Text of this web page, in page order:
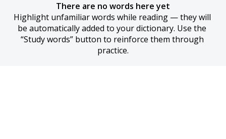
There are no words here yet
Highlight unfamiliar words while reading — they will
be automatically added to your dictionary. Use the
“Study words” button to reinforce them through
practice.